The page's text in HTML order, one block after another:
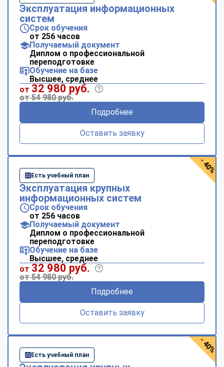
Эксплуатация информационных
систем
Срок обучения
от 256 часов
Получаемый документ
Диплом о профессиональной
переподготовке
Обучение на базе
Высшее, среднее
от 32 980 руб.
от 54 980 руб.
Подробнее
Оставить заявку
Есть учебный план
Эксплуатация крупных
информационных систем
Срок обучения
от 256 часов
Получаемый документ
Диплом о профессиональной
переподготовке
Обучение на базе
Высшее, среднее
от 32 980 руб.
от 54 980 руб.
Подробнее
Оставить заявку
- 40%
Есть учебный план
- 40%